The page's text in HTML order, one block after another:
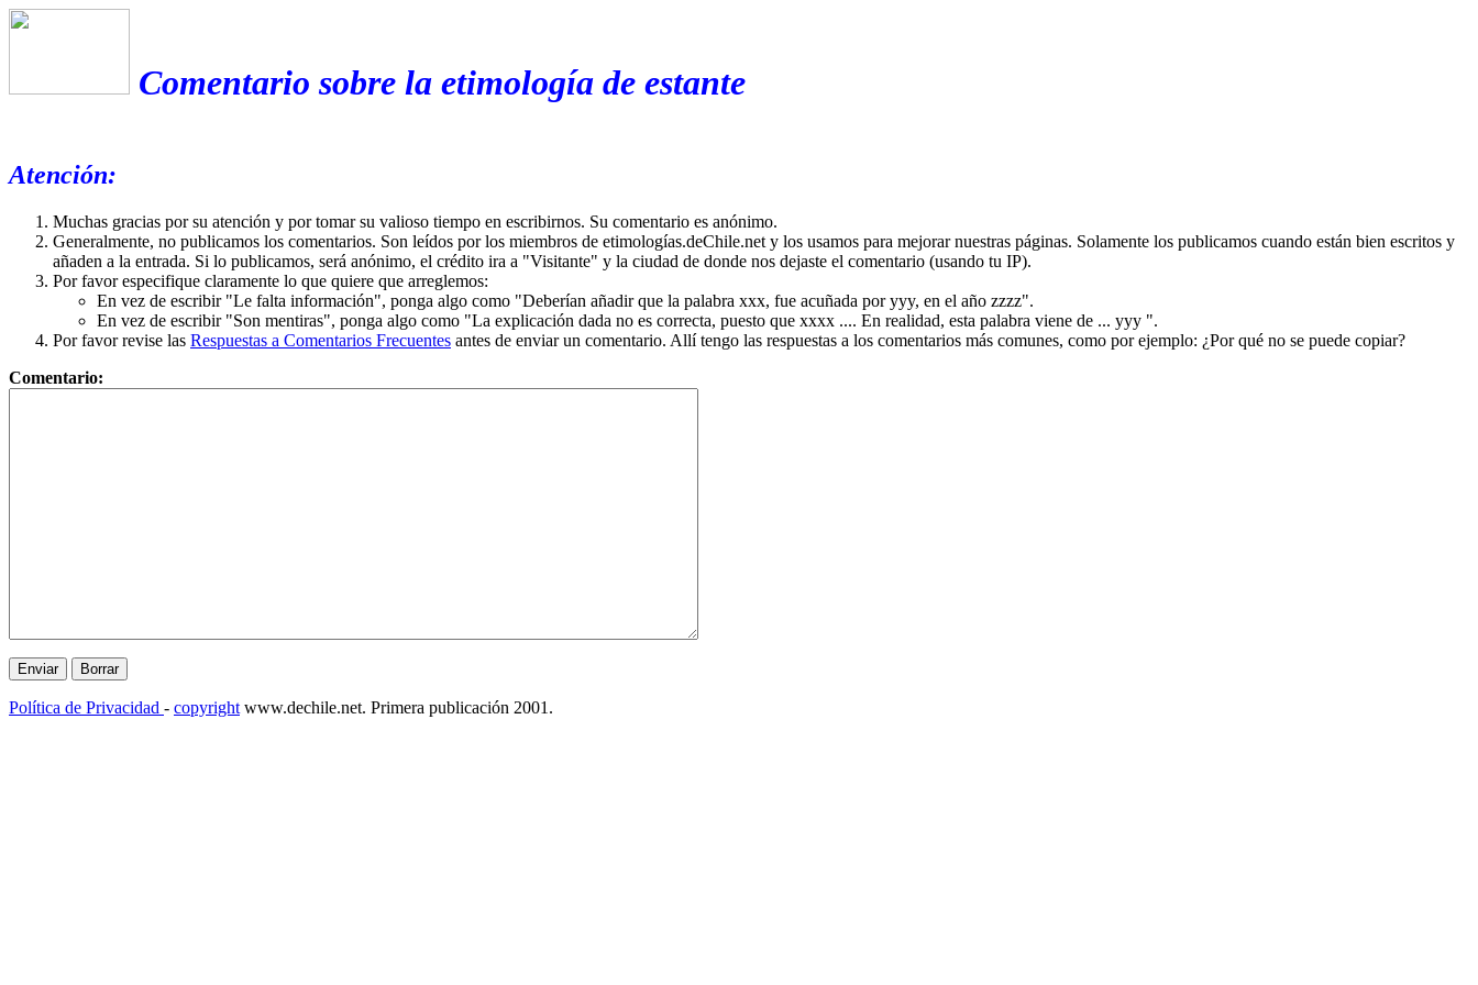
Comentario sobre la etimología de estante
Atención:
Muchas gracias por su atención y por tomar su valioso tiempo en escribirnos. Su comentario es anónimo.
Generalmente, no publicamos los comentarios. Son leídos por los miembros de etimologías.deChile.net y los usamos para mejorar nuestras páginas. Solamente los publicamos cuando están bien escritos y
añaden a la entrada. Si lo publicamos, será anónimo, el crédito ira a "Visitante" y la ciudad de donde nos dejaste el comentario (usando tu IP).
Por favor especifique claramente lo que quiere que arreglemos:
En vez de escribir "Le falta información", ponga algo como "Deberían añadir que la palabra xxx, fue acuñada por yyy, en el año zzzz".
En vez de escribir "Son mentiras", ponga algo como "La explicación dada no es correcta, puesto que xxxx .... En realidad, esta palabra viene de ... yyy ".
Por favor revise las Respuestas a Comentarios Frecuentes antes de enviar un comentario. Allí tengo las respuestas a los comentarios más comunes, como por ejemplo: ¿Por qué no se puede copiar?
Comentario:
Política de Privacidad - copyright www.dechile.net. Primera publicación 2001.